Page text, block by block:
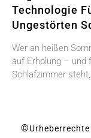
Technologie
Ungestörten
Wer an heißen
auf Erholung – und
Schlafzimmer
©